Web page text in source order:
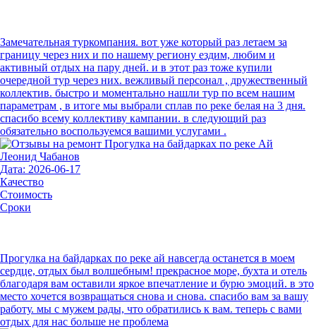
Замечательная туркомпания. вот уже который раз летаем за
границу через них и по нашему региону ездим, любим и
активный отдых на пару дней. и в этот раз тоже купили
очередной тур через них. вежливый персонал , дружественный
коллектив. быстро и моментально нашли тур по всем нашим
параметрам , в итоге мы выбрали сплав по реке белая на 3 дня.
спасибо всему коллективу кампании. в следующий раз
обязательно воспользуемся вашими услугами .
Леонид Чабанов
Дата: 2026-06-17
Качество
Стоимость
Сроки
Прогулка на байдарках по реке ай навсегда останется в моем
сердце, отдых был волшебным! прекрасное море, бухта и отель
благодаря вам оставили яркое впечатление и бурю эмоций. в это
место хочется возвращаться снова и снова. спасибо вам за вашу
работу. мы с мужем рады, что обратились к вам. теперь с вами
отдых для нас больше не проблема